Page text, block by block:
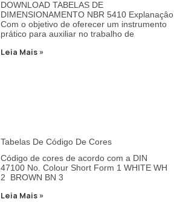
DOWNLOAD TABELAS DE
DIMENSIONAMENTO NBR 5410 Explanaçâo
Com o objetivo de oferecer um instrumento
prático para auxiliar no trabalho de
Leia Mais »
Tabelas De Código De Cores
Código de cores de acordo com a DIN
47100 No. Colour Short Form 1 WHITE WH
2 BROWN BN 3
Leia Mais »